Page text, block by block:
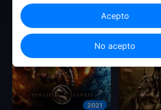
2021
Acepto
No acepto